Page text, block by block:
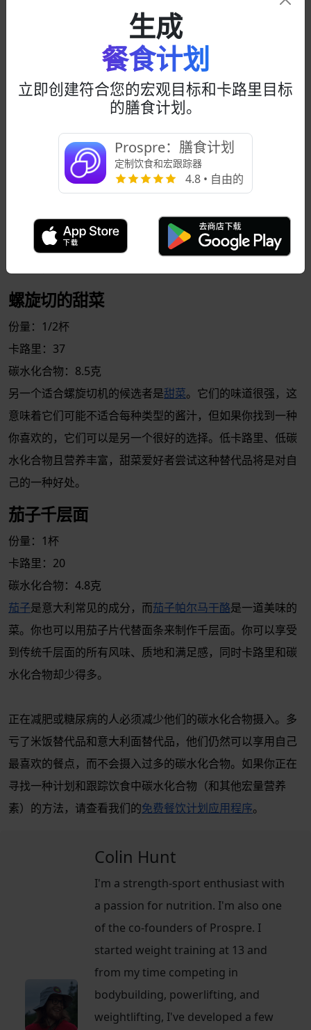
的小工具，许多蔬菜可以切成面条
形状，并在您最喜欢的菜肴中替代意大利面。其中最好的之
。它具有面条般的质地，味道中性，与酱汁搭配
良好，其卡路里和碳水化合物含量远低于意大利面。
份量：1杯
卡路里：94
碳水化合物：7.2克
面上的任何酱汁。它们通过螺旋切机切成细丝，像意大利面
一样。尽管它们的卡路里比西葫芦多，但黄瓜的碳水化合物
螺旋切的甜菜
份量：1/2杯
卡路里：37
碳水化合物：8.5克
另一个适合螺旋切机的候选者是甜菜。它们的味道很强，这
意味着它们可能不适合每种类型的酱汁，但如果你找到一种
你喜欢的，它们可以是另一个很好的选择。低卡路里、低碳
水化合物且营养丰富，甜菜爱好者尝试这种替代品将是对自
己的一种好处。
茄子千层面
份量：1杯
卡路里：20
碳水化合物：4.8克
茄子是意大利常见的成分，而茄子帕尔马干酪是一道美味的
菜。你也可以用茄子片代替面条来制作千层面。你可以享受
到传统千层面的所有风味、质地和满足感，同时卡路里和碳
水化合物却少得多。
正在减肥或糖尿病的人必须减少他们的碳水化合物摄入。多
亏了米饭替代品和意大利面替代品，他们仍然可以享用自己
最喜欢的餐点，而不会摄入过多的碳水化合物。如果你正在
寻找一种计划和跟踪饮食中碳水化合物（和其他宏量营养
素）的方法，请查看我们的免费餐饮计划应用程序。
Colin Hunt
I'm a strength-sport enthusiast with
a passion for nutrition. I'm also one
of the co-founders of Prospre. I
started weight training at 13 and
from my time competing in
bodybuilding, powerlifting, and
weightlifting, I've developed a few
生成
餐食计划
立即创建符合您的宏观目标和卡路里目标
的膳食计划。
Prospre：膳食计划
定制饮食和宏跟踪器
4.8 • 自由的